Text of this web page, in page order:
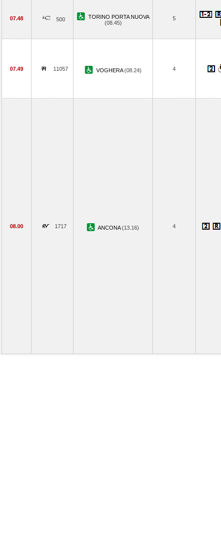
07.48 500
TORINO PORTA NUOVA
(08.45)
5
07.49 11057 VOGHERA(08.24) 4
08.00 1717 ANCONA(13.16) 4